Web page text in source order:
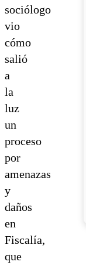
sociólogo
vio
cómo
salió
a
la
luz
un
proceso
por
amenazas
y
daños
en
Fiscalía,
que